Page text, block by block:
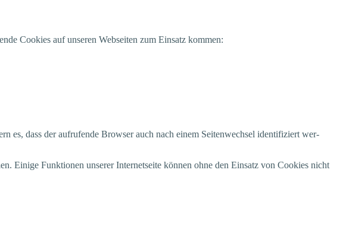
Coo­kies auf unse­ren Web­sei­ten zum Ein­satz kommen:
es, dass der auf­ru­fen­de Brow­ser auch nach einem Sei­ten­wech­sel iden­ti­fi­ziert wer­
Eini­ge Funk­tio­nen unse­rer Inter­net­sei­te kön­nen ohne den Ein­satz von Coo­kies nicht